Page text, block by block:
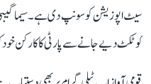
سیٹ اپوزیشن کو سونپ دی ہے۔ سیما
کو ٹکٹ دیے جانے سے پارٹی کا کارکن خود